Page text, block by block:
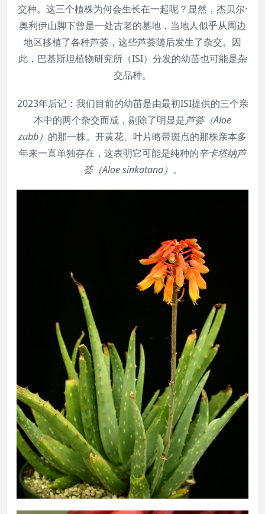
交种。这三个植株为何会生长在一起呢？显然，杰贝尔·
奥利伊山脚下曾是一处古老的墓地，当地人似乎从周边
地区移植了各种芦荟，这些芦荟随后发生了杂交。因
此，巴基斯坦植物研究所（ISI）分发的幼苗也可能是杂
交品种。
2023年后记：我们目前的幼苗是由最初ISI提供的三个亲
本中的两个杂交而成，剔除了明显是芦荟（Aloe
zubb） 的那一株。开黄花、叶片略带斑点的那株亲本多
年来一直单独存在，这表明它可能是纯种的辛卡塔纳芦
荟（Aloe sinkatana） 。